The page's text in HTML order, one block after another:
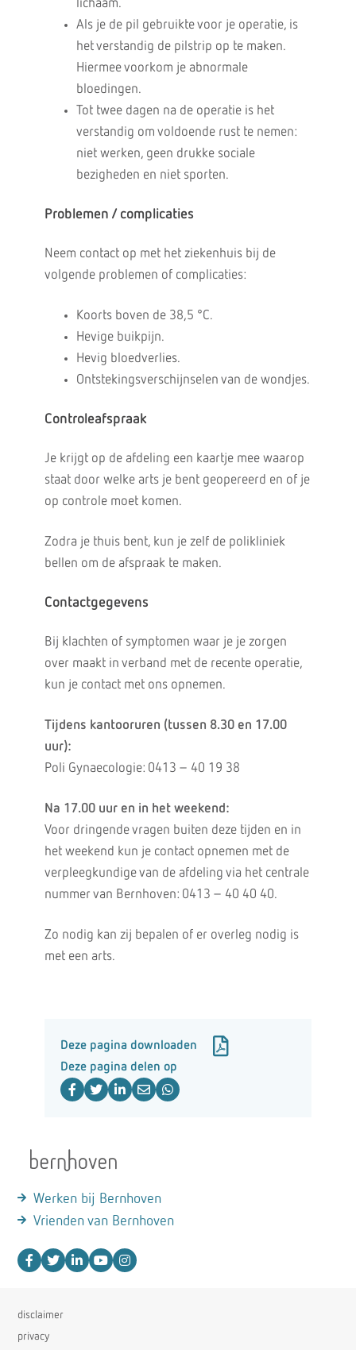
lichaam.
Als je de pil gebruikte voor je operatie, is
het verstandig de pilstrip op te maken.
Hiermee voorkom je abnormale
bloedingen.
Tot twee dagen na de operatie is het
verstandig om voldoende rust te nemen:
niet werken, geen drukke sociale
bezigheden en niet sporten.
Problemen / complicaties
Neem contact op met het ziekenhuis bij de
volgende problemen of complicaties:
Koorts boven de 38,5 °C.
Hevige buikpijn.
Hevig bloedverlies.
Ontstekingsverschijnselen van de wondjes.
Controleafspraak
Je krijgt op de afdeling een kaartje mee waarop
staat door welke arts je bent geopereerd en of je
op controle moet komen.
Zodra je thuis bent, kun je zelf de polikliniek
bellen om de afspraak te maken.
Contactgegevens
Bij klachten of symptomen waar je je zorgen
over maakt in verband met de recente operatie,
kun je contact met ons opnemen.
Tijdens kantooruren (tussen 8.30 en 17.00
uur):
Poli Gynaecologie: 0413 – 40 19 38
Na 17.00 uur en in het weekend:
Voor dringende vragen buiten deze tijden en in
het weekend kun je contact opnemen met de
verpleegkundige van de afdeling via het centrale
nummer van Bernhoven: 0413 – 40 40 40.
Zo nodig kan zij bepalen of er overleg nodig is
met een arts.
Deze pagina downloaden
Deze pagina delen op
Werken bij Bernhoven
Vrienden van Bernhoven
disclaimer
privacy